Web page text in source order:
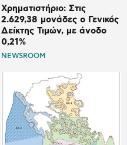
Χρηματιστήριο: Στις
2.629,38 μονάδες ο Γενικός
Δείκτης Τιμών, με άνοδο
0,21%
NEWSROOM